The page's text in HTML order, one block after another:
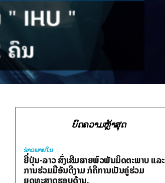
ບົດຄວາມຫຼ້າສຸດ
ຂ່າວພາຍ​ໃນ
ຍີ່ປຸ່ນ-ລາວ ສົ່ງເສີມສາຍພົວພັນມິດຕະພາບ ແລະ
ການຮ່ວມມືອັນດີງາມ ກໍຄືການເປັນຄູ່ຮ່ວມ
ຍຸດທະສາດຮອບດ້ານ.